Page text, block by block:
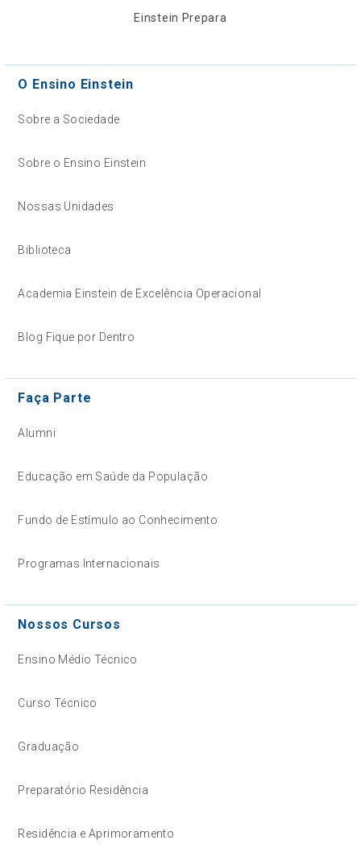
Einstein Prepara
O Ensino Einstein
Sobre a Sociedade
Sobre o Ensino Einstein
Nossas Unidades
Biblioteca
Academia Einstein de Excelência Operacional
Blog Fique por Dentro
Faça Parte
Alumni
Educação em Saúde da População
Fundo de Estímulo ao Conhecimento
Programas Internacionais
Nossos Cursos
Ensino Médio Técnico
Curso Técnico
Graduação
Preparatório Residência
Residência e Aprimoramento